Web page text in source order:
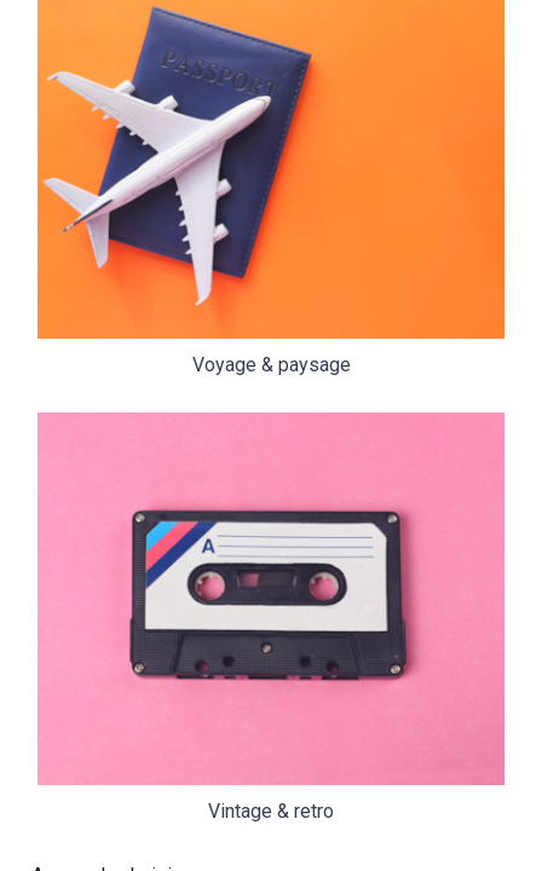
Voyage & paysage
Vintage & retro